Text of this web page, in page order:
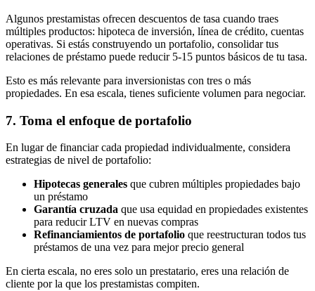
Algunos prestamistas ofrecen descuentos de tasa cuando traes
múltiples productos: hipoteca de inversión, línea de crédito, cuentas
operativas. Si estás construyendo un portafolio, consolidar tus
relaciones de préstamo puede reducir 5-15 puntos básicos de tu tasa.
Esto es más relevante para inversionistas con tres o más
propiedades. En esa escala, tienes suficiente volumen para negociar.
7. Toma el enfoque de portafolio
En lugar de financiar cada propiedad individualmente, considera
estrategias de nivel de portafolio:
Hipotecas generales que cubren múltiples propiedades bajo
un préstamo
Garantía cruzada que usa equidad en propiedades existentes
para reducir LTV en nuevas compras
Refinanciamientos de portafolio que reestructuran todos tus
préstamos de una vez para mejor precio general
En cierta escala, no eres solo un prestatario, eres una relación de
cliente por la que los prestamistas compiten.